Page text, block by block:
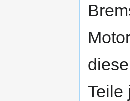
Teile